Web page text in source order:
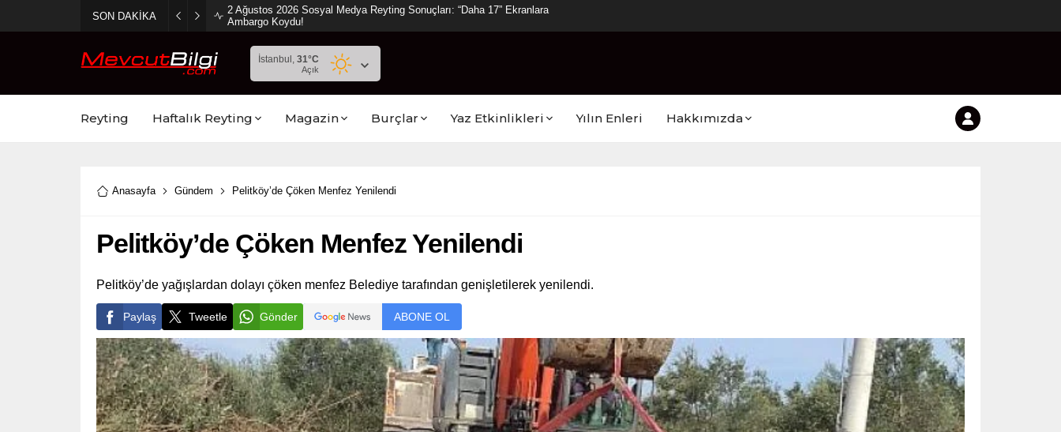
SON DAKİKA
2 Ağustos 2026 Sosyal Medya Reyting Sonuçları: “Daha 17” Ekranlara
Ambargo Koydu!
İstanbul, 31°C
Açık
Reyting Haftalık Reyting Magazin Burçlar Yaz Etkinlikleri Yılın Enleri Hakkımızda
Anasayfa Gündem Pelitköy’de Çöken Menfez Yenilendi
Pelitköy’de Çöken Menfez Yenilendi
Pelitköy’de yağışlardan dolayı çöken menfez Belediye tarafından genişletilerek yenilendi.
Paylaş Tweetle Gönder ABONE OL